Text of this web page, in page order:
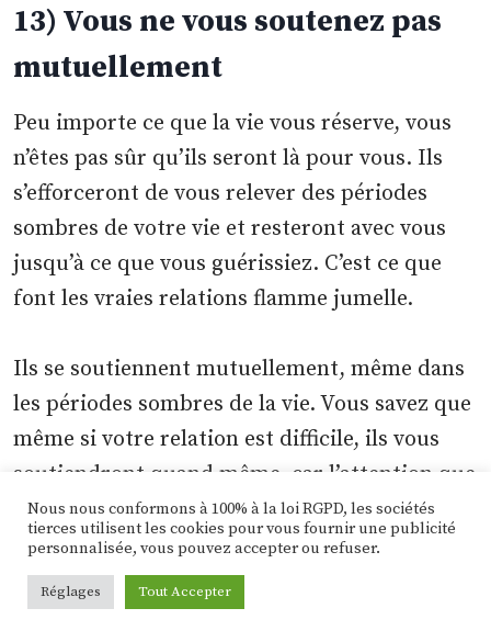
13) Vous ne vous soutenez pas
mutuellement
Peu importe ce que la vie vous réserve, vous
n’êtes pas sûr qu’ils seront là pour vous. Ils
s’efforceront de vous relever des périodes
sombres de votre vie et resteront avec vous
jusqu’à ce que vous guérissiez. C’est ce que
font les vraies relations flamme jumelle.
Ils se soutiennent mutuellement, même dans
les périodes sombres de la vie. Vous savez que
même si votre relation est difficile, ils vous
soutiendront quand même, car l’attention que
vous portez l’un à l’autre est bien plus
profonde qu’une relation superficielle. Un
aspect souvent négligé du soutien d’une
personne, en particulier de votre flamme
Nous nous conformons à 100% à la loi RGPD, les sociétés
tierces utilisent les cookies pour vous fournir une publicité
personnalisée, vous pouvez accepter ou refuser.
Réglages Tout Accepter